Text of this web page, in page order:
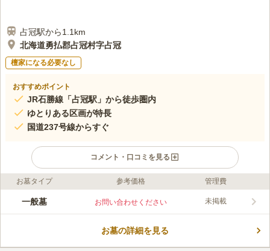
占冠駅から1.1km
北海道勇払郡占冠村字占冠
檀家になる必要なし
おすすめポイント
JR石勝線「占冠駅」から徒歩圏内
ゆとりある区画が特長
国道237号線からすぐ
コメント・口コミを見る
ライフドット編集部のコメント
広葉樹に囲まれた広々とした敷地が特長の公営墓地です。 目の
子の方でも安心してすれ違ことができます。 使用料は12.000円
お墓タイプ 参考価格 管理費
一般墓 お問い合わせください 未掲載
お墓の詳細を見る